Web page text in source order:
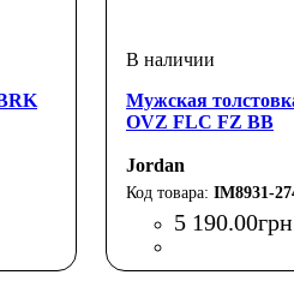
Мужская
OVZ FLC FZ BB
Jordan
IM8931-
5 190.00грн